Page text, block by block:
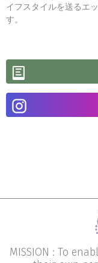
イフスタイルを送るエ
す。
MISSION : To